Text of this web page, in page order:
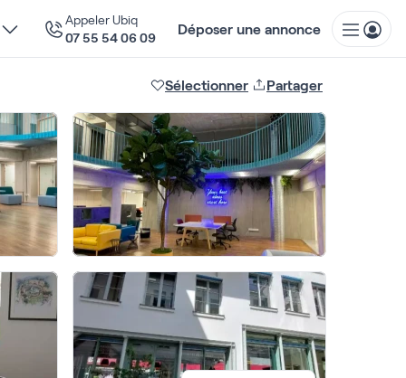
Appeler Ubiq
07 55 54 06 09
Déposer une annonce
Sélectionner Partager